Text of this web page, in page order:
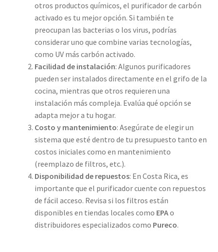
otros productos químicos, el purificador de carbón
activado es tu mejor opción. Si también te
preocupan las bacterias o los virus, podrías
considerar uno que combine varias tecnologías,
como UV más carbón activado.
Facilidad de instalación: Algunos purificadores
pueden ser instalados directamente en el grifo de la
cocina, mientras que otros requieren una
instalación más compleja. Evalúa qué opción se
adapta mejor a tu hogar.
Costo y mantenimiento: Asegúrate de elegir un
sistema que esté dentro de tu presupuesto tanto en
costos iniciales como en mantenimiento
(reemplazo de filtros, etc.).
Disponibilidad de repuestos: En Costa Rica, es
importante que el purificador cuente con repuestos
de fácil acceso. Revisa si los filtros están
disponibles en tiendas locales como EPAo
distribuidores especializados como Pureco.